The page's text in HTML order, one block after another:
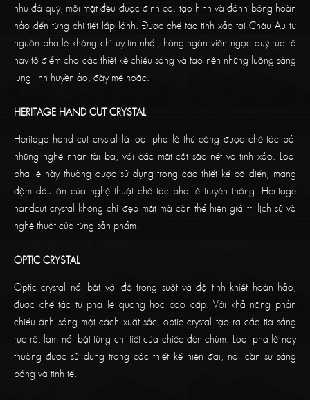
như đá quý, mỗi mặt đều được định cỡ, tạo hình và đánh bóng hoàn
hảo đến từng chi tiết lấp lánh. Được chế tác tinh xảo tại Châu Âu từ
nguồn pha lê không chì uy tín nhất, hàng ngàn viên ngọc quý rực rỡ
này tô điểm cho các thiết kế chiếu sáng và tạo nên những luồng sáng
lung linh huyền ảo, đầy mê hoặc.
HERITAGE HAND CUT CRYSTAL
Heritage hand cut crystal là loại pha lê thủ công được chế tác bởi
những nghệ nhân tài ba, với các mặt cắt sắc nét và tinh xảo. Loại
pha lê này thường được sử dụng trong các thiết kế cổ điển, mang
đậm dấu ấn của nghệ thuật chế tác pha lê truyền thống. Heritage
handcut crystal không chỉ đẹp mắt mà còn thể hiện giá trị lịch sử và
nghệ thuật của từng sản phẩm.
OPTIC CRYSTAL
Optic crystal nổi bật với độ trong suốt và độ tinh khiết hoàn hảo,
được chế tác từ pha lê quang học cao cấp. Với khả năng phản
chiếu ánh sáng một cách xuất sắc, optic crystal tạo ra các tia sáng
rực rỡ, làm nổi bật từng chi tiết của chiếc đèn chùm. Loại pha lê này
thường được sử dụng trong các thiết kế hiện đại, nơi cần sự sáng
bóng và tinh tế.